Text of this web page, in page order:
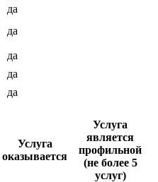
да
да
да
да
да
Услуга
оказывается
Услуга
является
профильной
(не более 5
услуг)